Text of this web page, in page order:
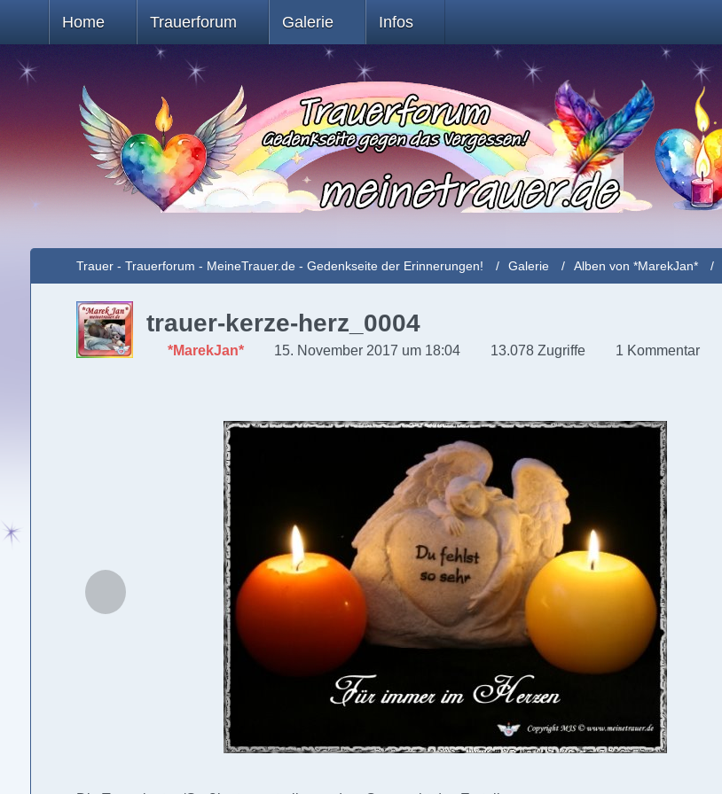
Home Trauerforum Galerie Infos
Trauer - Trauerforum - MeineTrauer.de - Gedenkseite der Erinnerungen! Galerie Alben von *MarekJan*
trauer-kerze-herz_0004
*MarekJan* 15. November 2017 um 18:04 13.078 Zugriffe 1 Kommentar